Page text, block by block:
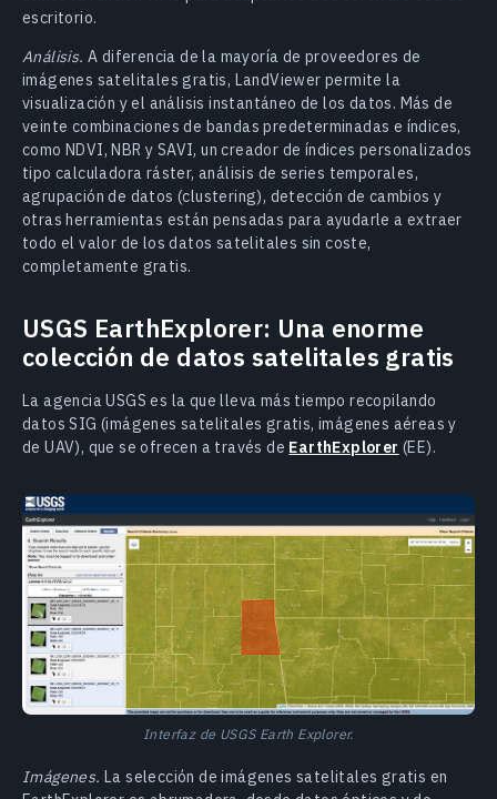
escritorio.
Análisis. A diferencia de la mayoría de proveedores de
imágenes satelitales gratis, LandViewer permite la
visualización y el análisis instantáneo de los datos. Más de
veinte combinaciones de bandas predeterminadas e índices,
como NDVI, NBR y SAVI, un creador de índices personalizados
tipo calculadora ráster, análisis de series temporales,
agrupación de datos (clustering), detección de cambios y
otras herramientas están pensadas para ayudarle a extraer
todo el valor de los datos satelitales sin coste,
completamente gratis.
USGS EarthExplorer: Una enorme
colección de datos satelitales gratis
La agencia USGS es la que lleva más tiempo recopilando
datos SIG (imágenes satelitales gratis, imágenes aéreas y
de UAV), que se ofrecen a través de EarthExplorer (EE).
Interfaz de USGS Earth Explorer.
Imágenes. La selección de imágenes satelitales gratis en